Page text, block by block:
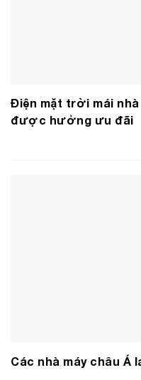
Điện mặt trời mái
được hưởng ưu đãi
Các nhà máy châu Á